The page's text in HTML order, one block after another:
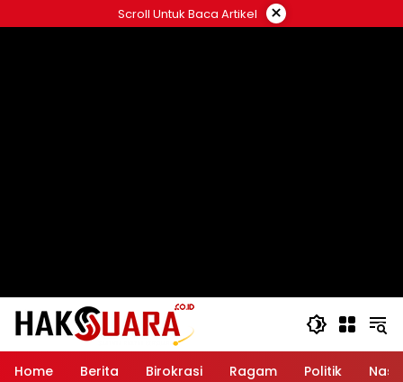
ke
Scroll Untuk Baca Artikel ×
Home Berita Birokrasi Ragam Politik